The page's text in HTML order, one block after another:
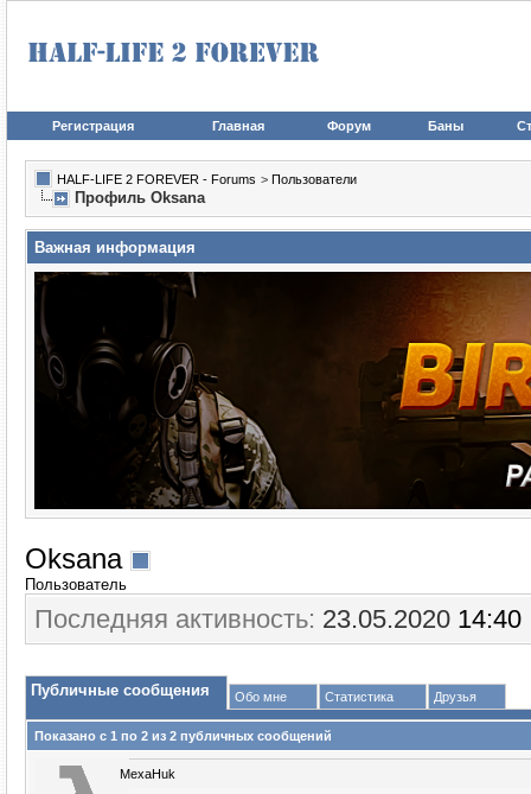
Регистрация Главная Форум Баны
HALF-LIFE 2 FOREVER - Forums > Пользователи
Профиль Oksana
Важная информация
Oksana
Пользователь
Последняя активность: 23.05.2020 14:40
Публичные сообщения Обо мне Статистика Друзья
Показано с 1 по 2 из 2 публичных сообщений
MexaHuk